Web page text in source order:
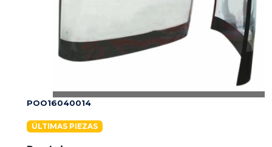
POO16040014
ÚLTIMAS PIEZAS